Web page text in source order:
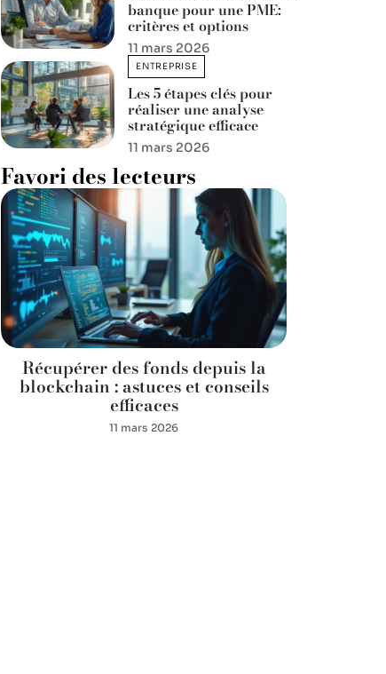
banque pour une PME:
critères et options
11 mars 2026
ENTREPRISE
Les 5 étapes clés pour
réaliser une analyse
stratégique efficace
11 mars 2026
Favori des lecteurs
Récupérer des fonds depuis la
blockchain : astuces et conseils
efficaces
11 mars 2026